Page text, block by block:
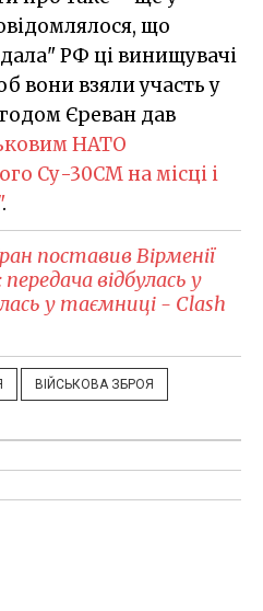
що
РФ ці винищувачі
вони взяли участь у
Єреван дав
НАТО
Су-30СМ на місці і
.
поставив Вірменії
відбулась у
у таємниці - Clash
ВІЙСЬКОВА ЗБРОЯ